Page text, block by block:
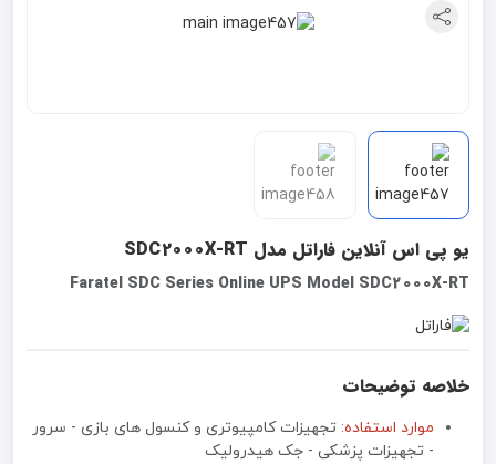
یو پی اس آنلاین فاراتل مدل SDC2000X-RT
Faratel SDC Series Online UPS Model SDC2000X-RT
خلاصه توضیحات
موارد استفاده: تجهیزات کامپیوتری و کنسول های بازی - سرور
- تجهیزات پزشکی - جک هیدرولیک